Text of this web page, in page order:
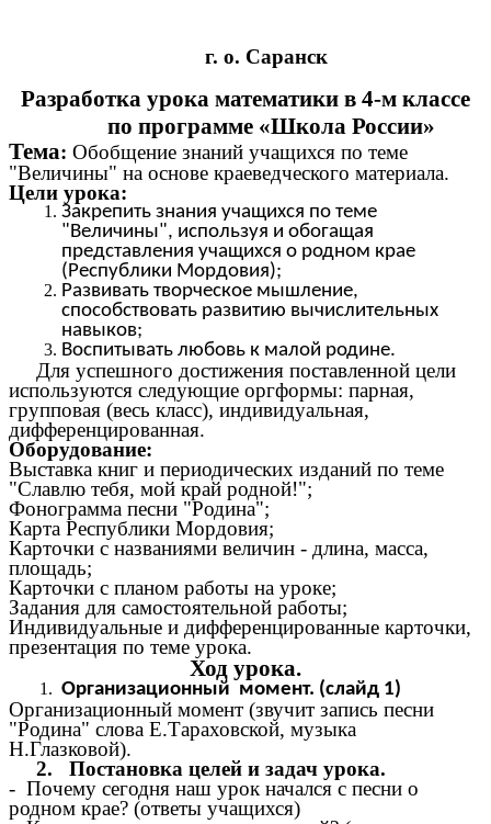
г. о. Саранск
Разработка урока математики в 4-м классе
по программе «Школа России»
Тема: Обобщение знаний учащихся по теме
"Величины" на основе краеведческого материала.
Цели урока:
Закрепить знания учащихся по теме
"Величины", используя и обогащая
представления учащихся о родном крае
(Республики Мордовия);
Развивать творческое мышление,
способствовать развитию вычислительных
навыков;
Воспитывать любовь к малой родине.
Для успешного достижения поставленной цели
используются следующие оргформы: парная,
групповая (весь класс), индивидуальная,
дифференцированная.
Оборудование:
Выставка книг и периодических изданий по теме
"Славлю тебя, мой край родной!";
Фонограмма песни "Родина";
Карта Республики Мордовия;
Карточки с названиями величин - длина, масса,
площадь;
Карточки с планом работы на уроке;
Задания для самостоятельной работы;
Индивидуальные и дифференцированные карточки,
презентация по теме урока.
Ход урока.
Организационный момент. (слайд 1)
Организационный момент (звучит запись песни
"Родина" слова Е.Тараховской, музыка
Н.Глазковой).
2. Постановка целей и задач урока.
- Почему сегодня наш урок начался с песни о
родном крае? (ответы учащихся)